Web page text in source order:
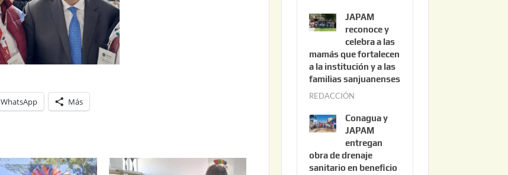
WhatsApp Más
s
t
o
3
0
2
6
JAPAM
reconoce y
celebra a las
mamás que fortalecen
a la institución y a las
familias sanjuanenses
REDACCIÓN
n
i
o
3
Conagua y
JAPAM
entregan
obra de drenaje
sanitario en beneficio